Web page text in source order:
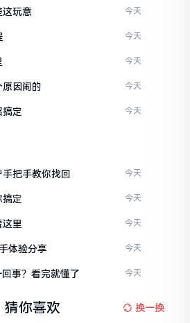
玩意 今天
今天
今天
因闹的 今天
定 今天
把手教你找回 今天
定 今天
里 今天
体验分享 今天
事？看完就懂了 今天
猜你喜欢 换一换